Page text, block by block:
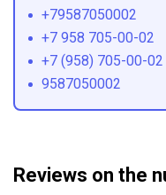
+79587050002
+7 958 705-00-02
+7 (958) 705-00-02
9587050002
Reviews on the